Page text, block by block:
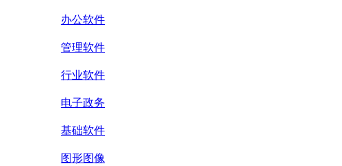
办公软件
管理软件
行业软件
电子政务
基础软件
图形图像